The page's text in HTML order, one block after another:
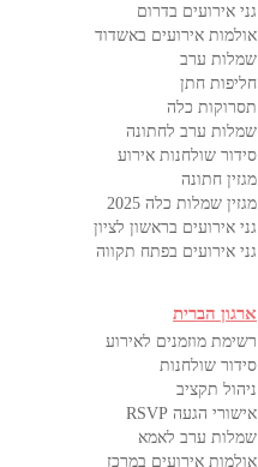
גני אירועים בדרום
אולמות אירועים באשדוד
שמלות ערב
חליפות חתן
תסרוקות כלה
שמלות ערב לחתונה
סידור שולחנות אירוע
מגזין חתונה
מגזין שמלות כלה 2025
גני אירועים בראשון לציון
גני אירועים בפתח תקווה
ארגון הברית
רשימת מוזמנים לאירוע
סידור שולחנות
ניהול תקציב
אישורי הגעה RSVP
שמלות ערב לאמא
אולמות אירועים במרכז